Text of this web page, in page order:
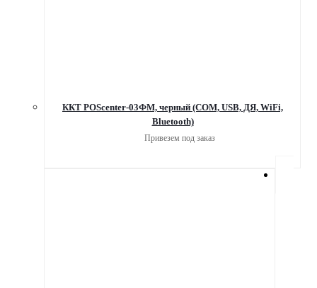
ККТ POScenter-03ФМ, черный (COM, USB, ДЯ, WiFi,
Bluetooth)
Привезем под заказ